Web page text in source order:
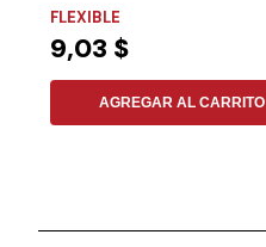
FLEXIBLE
9,03 $
AGREGAR AL CARRITO